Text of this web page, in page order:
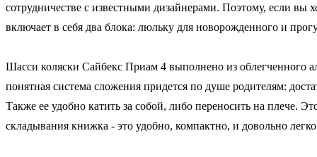
сотрудничестве с известными дизайнерами. Поэтому, если вы
включает в себя два блока: люльку для новорожденного и
Шасси коляски Сайбекс Приам 4 выполнено из облегченного
понятная система сложения придется по душе родителям:
Также ее удобно катить за собой, либо переносить на плече.
складывания книжка - это удобно, компактно, и довольно